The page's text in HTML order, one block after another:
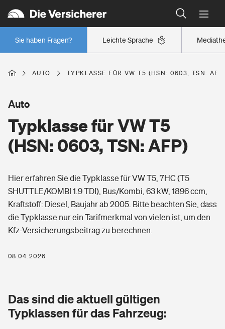
Leichte Sprache
Sie haben Fragen?
Wer versichert was: Jetzt Versicherer finden
Regionalklassen: So ist Ihre Region eingestuft
Wer versichert was: Jetzt Versicherer finden
Berufsunfähigkeitsversicherung
Erwerbsunfähigkeitsversicherung
Grundfähigkeitsversicherung
Arbeitsrechtsschutz
Berufshaftpflichtversicherung
Zur Übersicht
Tools
Wohnen
Elementarversicherung
Glasversicherung
Freizeit
Pri­vate Haft­pflicht­
Kinderunfall­ver­si­che­rung
Gesundheit
Private Krankenversicherung
Dread-Disease-Versicherung
AUTO TYPKLASSE FÜR VW T5 (HSN: 0603, TSN:
Typklasse für VW T5
(HSN: 0603, TSN: AFP)
Auto
Hier erfahren Sie die Typklasse für VW T5, 7HC (T5
SHUTTLE/KOMBI 1.9 TDI), Bus/Kombi, 63 kW, 1896 ccm,
Kraftstoff: Diesel, Baujahr ab 2005. Bitte beachten Sie, dass
die Typklasse nur ein Tarifmerkmal von vielen ist, um den
Kfz-Versicherungsbeitrag zu berechnen.
08.04.2026
Das sind die aktuell gültigen
Typklassen für das Fahrzeug: